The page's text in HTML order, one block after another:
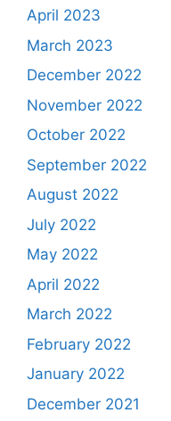
April 2023
March 2023
December 2022
November 2022
October 2022
September 2022
August 2022
July 2022
May 2022
April 2022
March 2022
February 2022
January 2022
December 2021